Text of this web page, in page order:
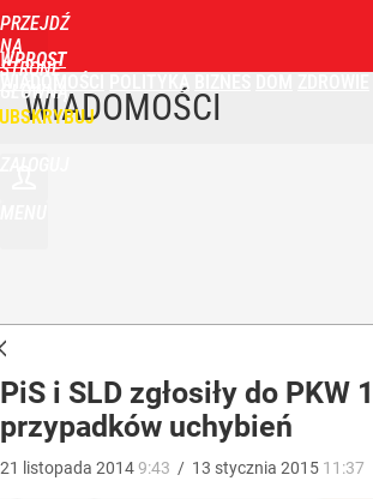
PRZEJDŹ
NA
STRONĘ
GŁÓWNĄ
WPROST
POLITYKA
WIADOMOŚCI
PiS i SLD zgłosiły do PKW
przypadków uchybień
21 listopada 20149:43 / 13 stycznia 2015 11:37